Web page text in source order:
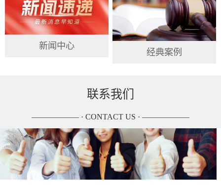
新闻中心
经典案例
联系我们
—————— · CONTACT US · ——————